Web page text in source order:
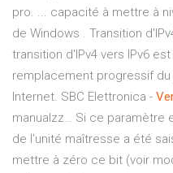
pro. ... capacité à mettre à
de Windows . Transition
transition d'IPv4 vers IPv6
remplacement progressif du
Internet. SBC Elettronica -
manualzz… Si ce paramètre
de l'unité maîtresse a été
mettre à zéro ce bit (voir